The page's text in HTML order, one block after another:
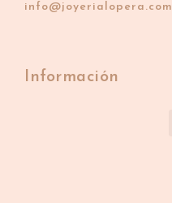
info@joyerialopera.com
Información